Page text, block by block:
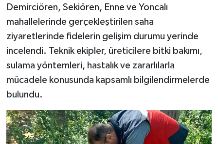
Demirciören, Sekiören, Enne ve Yoncalı
mahallelerinde gerçekleştirilen saha
ziyaretlerinde fidelerin gelişim durumu yerinde
incelendi. Teknik ekipler, üreticilere bitki bakımı,
sulama yöntemleri, hastalık ve zararlılarla
mücadele konusunda kapsamlı bilgilendirmelerde
bulundu.
Otomobil
Pazarlar
Politika
Resmi İlan
Rüya Tabirleri